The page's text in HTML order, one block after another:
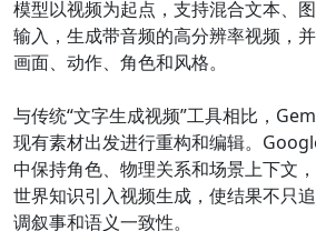
模型以视频为起点，支持混合文本、
输入，生成带音频的高分辨率视频，
画面、动作、角色和风格。
与传统“文字生成视频”工具相比，
现有素材出发进行重构和编辑。
中保持角色、物理关系和场景上下文
世界知识引入视频生成，使结果不只
调叙事和语义一致性。